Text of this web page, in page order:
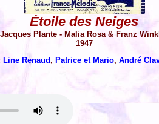
Étoile des Neiges
Jacques Plante - Malia Rosa & Franz
1947
Line Renaud, Patrice et Mario,André